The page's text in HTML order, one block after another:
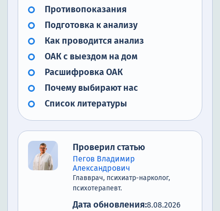
Противопоказания
Подготовка к анализу
Как проводится анализ
ОАК с выездом на дом
Расшифровка ОАК
Почему выбирают нас
Список литературы
Проверил статью
Пегов Владимир
Александрович
Главврач, психиатр-нарколог,
психотерапевт.
Дата обновления:8.08.2026